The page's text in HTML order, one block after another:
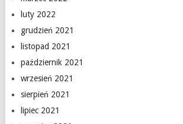
luty 2022
grudzień 2021
listopad 2021
październik 2021
wrzesień 2021
sierpień 2021
lipiec 2021